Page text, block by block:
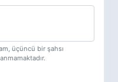
üçüncü bir şahsı